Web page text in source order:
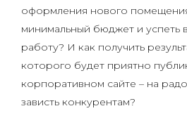
оформления нового
минимальный бюджет и успеть
работу? И как получить
которого будет приятно
корпоративном сайте – на
зависть конкурентам?